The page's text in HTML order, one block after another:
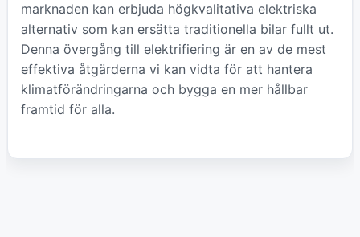
marknaden kan erbjuda högkvalitativa elektriska
alternativ som kan ersätta traditionella bilar fullt ut.
Denna övergång till elektrifiering är en av de mest
effektiva åtgärderna vi kan vidta för att hantera
klimatförändringarna och bygga en mer hållbar
framtid för alla.